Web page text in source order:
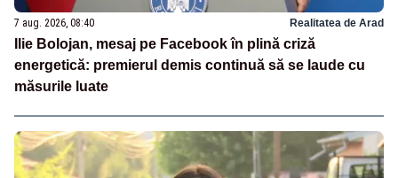
7 aug. 2026, 08:40 Realitatea de Arad
Ilie Bolojan, mesaj pe Facebook în plină criză
energetică: premierul demis continuă să se laude cu
măsurile luate